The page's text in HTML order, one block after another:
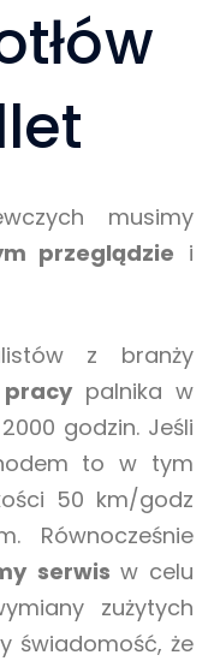
musimy
przeglądzie i
z branży
palnika w
godzin. Jeśli
to w tym
50 km/godz
Równocześnie
serwis w celu
zużytych
świadomość, że